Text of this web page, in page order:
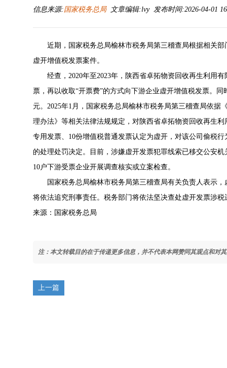
信息来源:国家税务总局文章编辑:lvy 发布时间:2026-04-01
近期，国家税务总局榆林市税务局第三稽查局根据相关
虚开增值税发票案件。
经查，2020年至2023年，陕西省卓拓物资回收再生利用
票，再以收取“开票费”的方式向下游企业虚开增值税发票。
元。2025年1月，国家税务总局榆林市税务局第三稽查局依
理办法》等相关法律法规规定，对陕西省卓拓物资回收再生
专用发票、10份增值税普通发票认定为虚开，对该公司偷税
的处理处罚决定。目前，涉嫌虚开发票犯罪线索已移交公安
10户下游受票企业开展调查核实或立案检查。
国家税务总局榆林市税务局第三稽查局有关负责人表示
将依法追究刑事责任。税务部门将依法坚决查处虚开发票涉
来源：国家税务总局
注：本文转载目的在于传递更多信息，并不代表本网赞同其观点和对
上一篇